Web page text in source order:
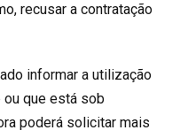
recusar a contratação
informar a utilização
que está sob
poderá solicitar mais